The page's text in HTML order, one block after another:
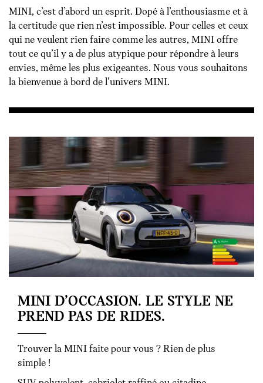
MINI, c’est d’abord un esprit. Dopé à l’enthousiasme et à
la certitude que rien n’est impossible. Pour celles et ceux
qui ne veulent rien faire comme les autres, MINI offre
tout ce qu’il y a de plus atypique pour répondre à leurs
envies, même les plus exigeantes. Nous vous souhaitons
la bienvenue à bord de l’univers MINI.
MINI D’OCCASION. LE STYLE NE
PREND PAS DE RIDES.
Trouver la MINI faite pour vous ? Rien de plus
simple !